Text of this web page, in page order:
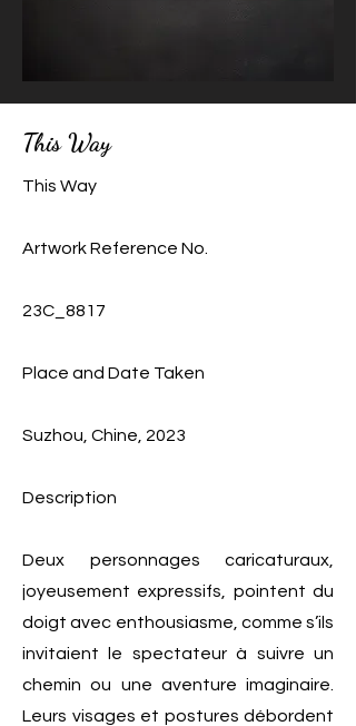
This Way
This Way
Artwork Reference No.
23C_8817
Place and Date Taken
Suzhou, Chine, 2023
Description
Deux personnages caricaturaux,
joyeusement expressifs, pointent du
doigt avec enthousiasme, comme s’ils
invitaient le spectateur à suivre un
chemin ou une aventure imaginaire.
Leurs visages et postures débordent